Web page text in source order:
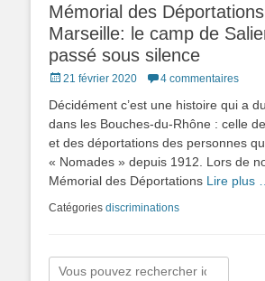
Mémorial des
Marseille: le camp de
passé sous silence
Posted
21 février 2020 4 commentaires
Décidément c’est une histoire qui a
dans les Bouches-du-Rhône : celle
et des déportations des personnes
« Nomades » depuis 1912. Lors de
Mémorial des Déportations Lire plus …
Catégories discriminations
Rechercher :